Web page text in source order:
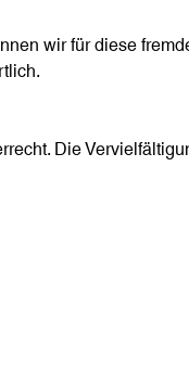
wir für diese
Die